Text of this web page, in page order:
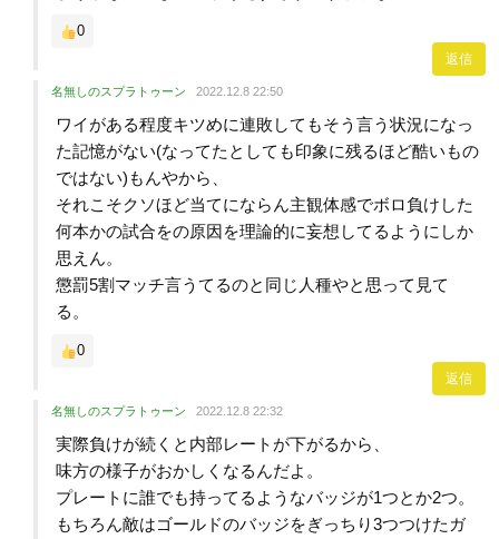
0
返信
名無しのスプラトゥーン 2022.12.8 22:50
ワイがある程度キツめに連敗してもそう言う状況になっ
た記憶がない(なってたとしても印象に残るほど酷いもの
ではない)もんやから、
それこそクソほど当てにならん主観体感でボロ負けした
何本かの試合をの原因を理論的に妄想してるようにしか
思えん。
懲罰5割マッチ言うてるのと同じ人種やと思って見て
る。
0
返信
名無しのスプラトゥーン 2022.12.8 22:32
実際負けが続くと内部レートが下がるから、
味方の様子がおかしくなるんだよ。
プレートに誰でも持ってるようなバッジが1つとか2つ。
もちろん敵はゴールドのバッジをぎっちり3つつけたガ